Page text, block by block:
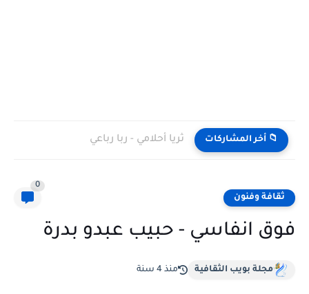
📁 أخر المشاركات ثريا أحلامي - ربا رباعي
ثقافة وفنون
0
فوق انفاسي - حبيب عبدو بدرة
مجلة بويب الثقافية منذ 4 سنة